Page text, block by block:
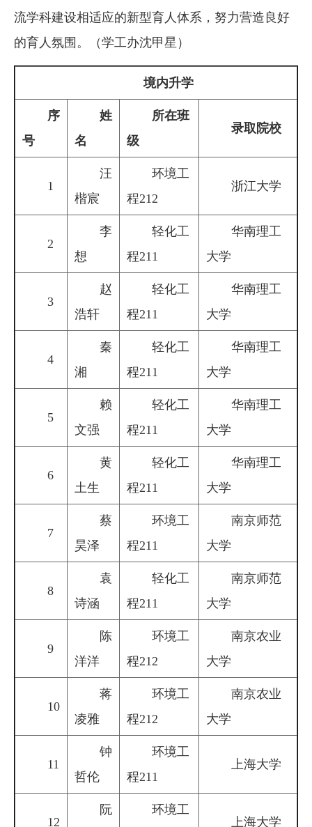
流学科建设相适应的新型育人体系，努力营造良好
的育人氛围。（学工办沈甲星）
境内升学
序
号
姓
名
所在班
级
录取院校
1
汪
楷宸
环境工
程212
浙江大学
2
李
想
轻化工
程211
华南理工
大学
3
赵
浩轩
轻化工
程211
华南理工
大学
4
秦
湘
轻化工
程211
华南理工
大学
5
赖
文强
轻化工
程211
华南理工
大学
6
黄
土生
轻化工
程211
华南理工
大学
7
蔡
昊泽
环境工
程211
南京师范
大学
8
袁
诗涵
轻化工
程211
南京师范
大学
9
陈
洋洋
环境工
程212
南京农业
大学
10
蒋
凌雅
环境工
程212
南京农业
大学
11
钟
哲伦
环境工
程211
上海大学
12
阮
环境工
上海大学